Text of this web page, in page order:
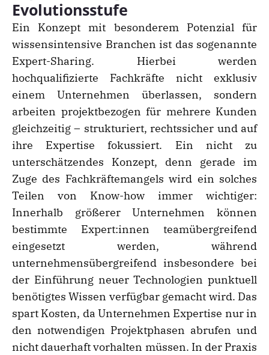
Evolutionsstufe
Ein Konzept mit besonderem Potenzial für
wissensintensive Branchen ist das sogenannte
Expert-Sharing. Hierbei werden
hochqualifizierte Fachkräfte nicht exklusiv
einem Unternehmen überlassen, sondern
arbeiten projektbezogen für mehrere Kunden
gleichzeitig – strukturiert, rechtssicher und auf
ihre Expertise fokussiert. Ein nicht zu
unterschätzendes Konzept, denn gerade im
Zuge des Fachkräftemangels wird ein solches
Teilen von Know-how immer wichtiger:
Innerhalb größerer Unternehmen können
bestimmte Expert:innen teamübergreifend
eingesetzt werden, während
unternehmensübergreifend insbesondere bei
der Einführung neuer Technologien punktuell
benötigtes Wissen verfügbar gemacht wird. Das
spart Kosten, da Unternehmen Expertise nur in
den notwendigen Projektphasen abrufen und
nicht dauerhaft vorhalten müssen. In der Praxis